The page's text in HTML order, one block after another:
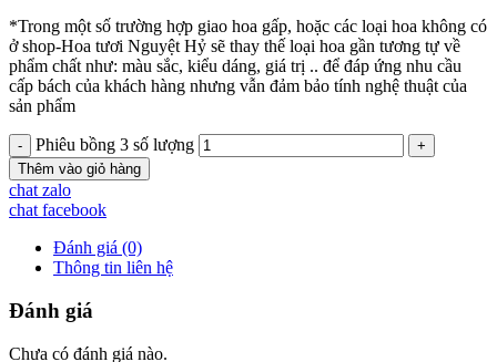
*Trong một số trường hợp giao hoa gấp, hoặc các loại hoa không có
ở shop-Hoa tươi Nguyệt Hỷ sẽ thay thế loại hoa gần tương tự về
phẩm chất như: màu sắc, kiểu dáng, giá trị .. để đáp ứng nhu cầu
cấp bách của khách hàng nhưng vẫn đảm bảo tính nghệ thuật của
sản phẩm
Phiêu bồng 3 số lượng
Thêm vào giỏ hàng
chat zalo
chat facebook
Đánh giá (0)
Thông tin liên hệ
Đánh giá
Chưa có đánh giá nào.